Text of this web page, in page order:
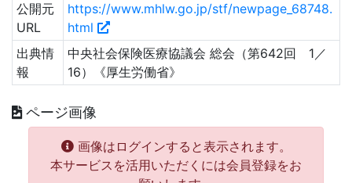
公開元
URL
https://www.mhlw.go.jp/stf/newpage_68748.
html
出典情
報
中央社会保険医療協議会 総会（第642回 1／
16）《厚生労働省》
ページ画像
画像はログインすると表示されます。
本サービスを活用いただくには会員登録をお